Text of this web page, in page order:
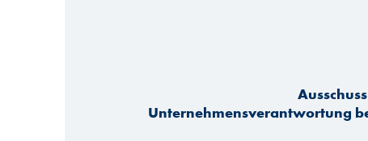
Unternehmensverantwortung